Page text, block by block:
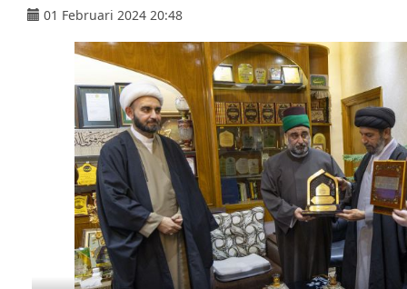
01 Februari 2024 20:48